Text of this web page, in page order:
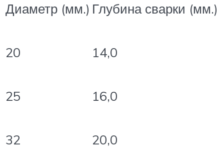
Диаметр (мм.) Глубина сварки (мм.)
20 14,0
25 16,0
32 20,0